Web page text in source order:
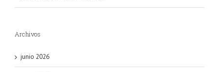
Archivos
junio 2026